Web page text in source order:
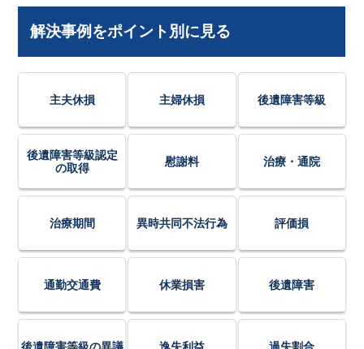
解決事例をポイント別に見る
主夫休損 主婦休損 後遺障害等級
後遺障害等級認定
の取得
慰謝料 治療・通院
治療期間 異時共同不法行為 評価損
通勤交通費 休業損害 後遺障害